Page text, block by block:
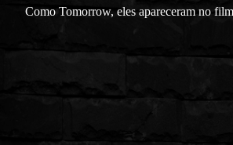
Como Tomorrow, eles apareceram no